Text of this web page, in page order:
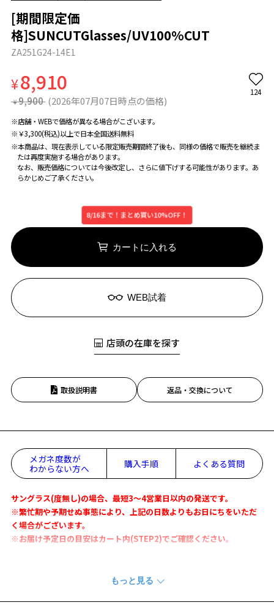
[期間限定価
格]SUNCUTGlasses/UV100%CUT
ZA251G24-14E1
¥8,910
¥ 9,900 (2026年07月07日時点の価格)
124
※店舗・WEBで価格が異なる場合がこざいます。
※￥3,300(税込)以上で日本全国送料無料
※本商品は、現在表示している限定販売期間終了後も、同様の価格で販売を継続ま
たは再度実施する場合があります。
なお、販売価格については今後改定し、さらに値下げする可能性があります。あ
らかじめご了承ください。
8/16まで！まとめ買い10%OFF！
カートに入れる
WEB試着
店頭の在庫を探す
取扱説明書 返品・交換について
メガネ度数が
わからない方へ
購入手順 よくある質問
サングラス(度無し)の場合、最短3～4営業日以内の発送です。
※繁忙期や予期せぬ事態により、上記の日数よりもお日にちをいただ
く場合がございます。
※お届け予定日の目安はカート内(STEP2)でご確認ください。